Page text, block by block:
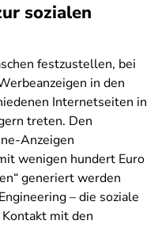
sozialen
festzustellen, bei
in den
Internetseiten in
treten. Den
Anzeigen
wenigen hundert Euro
generiert werden
– die soziale
mit den